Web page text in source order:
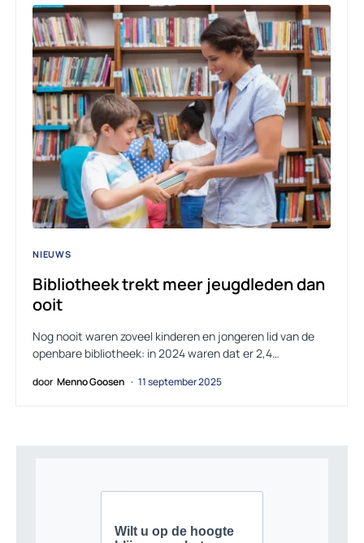
NIEUWS
Bibliotheek trekt meer jeugdleden dan
ooit
Nog nooit waren zoveel kinderen en jongeren lid van de
openbare bibliotheek: in 2024 waren dat er 2,4…
door Menno Goosen 11 september 2025